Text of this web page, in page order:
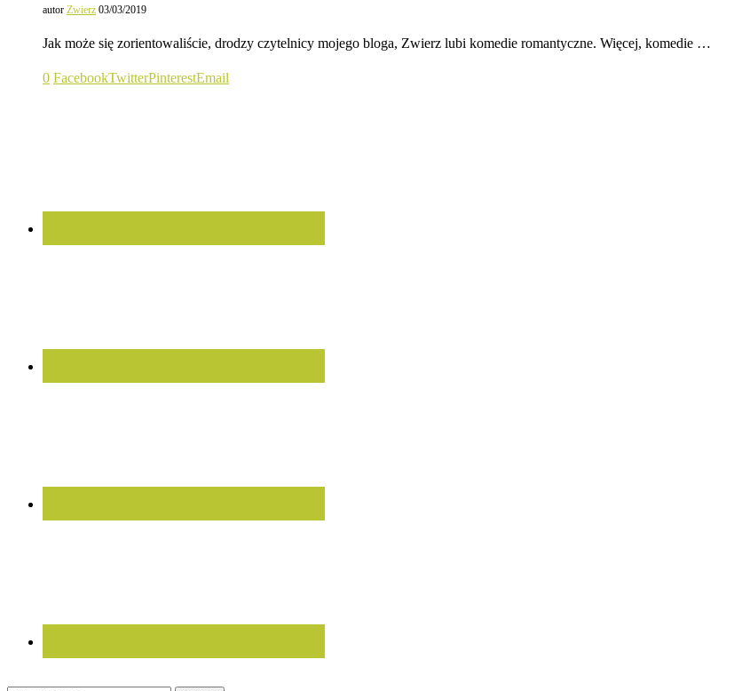
autor Zwierz 03/03/2019
Jak może się zorientowaliście, drodzy czytelnicy mojego bloga, Zwierz lubi komedie romantyczne. Więcej, komedie …
0 FacebookTwitterPinterestEmail